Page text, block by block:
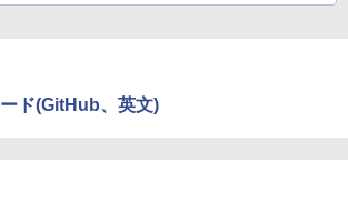
￥250
ベルレス 650mlPET×24本
ド(GitHub、英文)